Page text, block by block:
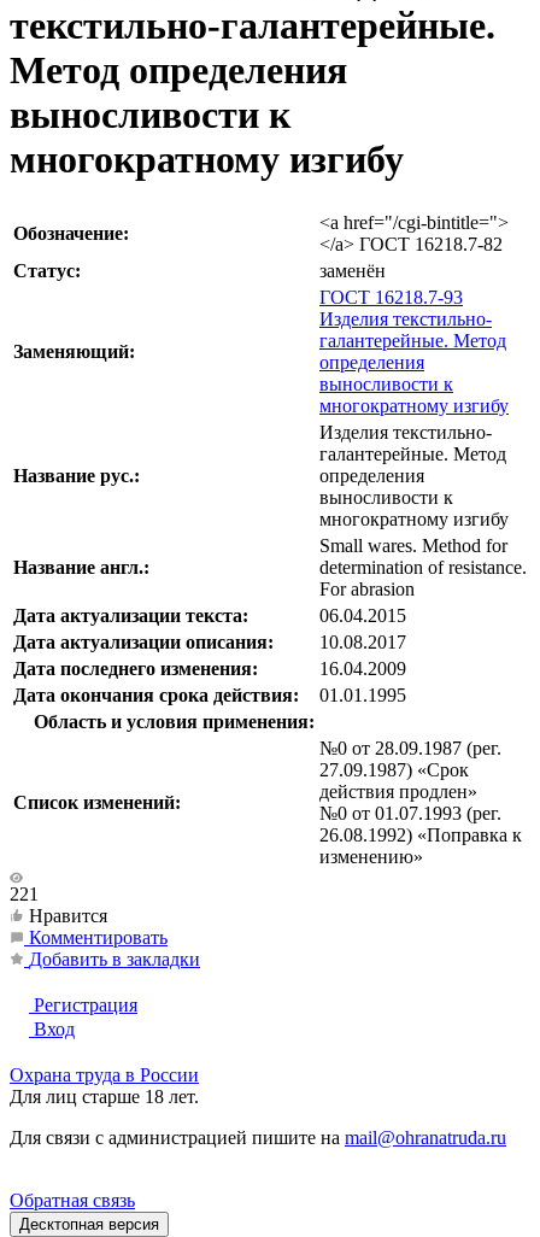
текстильно-галантерейные.
Метод определения
выносливости к
многократному изгибу
Обозначение:
<a href="/cgi-bintitle=">
</a> ГОСТ 16218.7-82
Статус:
заменён
Заменяющий:
ГОСТ 16218.7-93
Изделия текстильно-
галантерейные. Метод
определения
выносливости к
многократному изгибу
Название рус.:
Изделия текстильно-
галантерейные. Метод
определения
выносливости к
многократному изгибу
Название англ.:
Small wares. Method for
determination of resistance.
For abrasion
Дата актуализации текста:
06.04.2015
Дата актуализации описания:
10.08.2017
Дата последнего изменения:
16.04.2009
Дата окончания срока действия:
01.01.1995
Область и условия применения:
Список изменений:
№0 от 28.09.1987 (рег.
27.09.1987) «Срок
действия продлен»
№0 от 01.07.1993 (рег.
26.08.1992) «Поправка к
изменению»
221
Нравится
Комментировать
Добавить в закладки
Регистрация
Вход
Охрана труда в России
Для лиц старше 18 лет.
Для связи с администрацией пишите на mail@ohranatruda.ru
Обратная связь
Десктопная версия